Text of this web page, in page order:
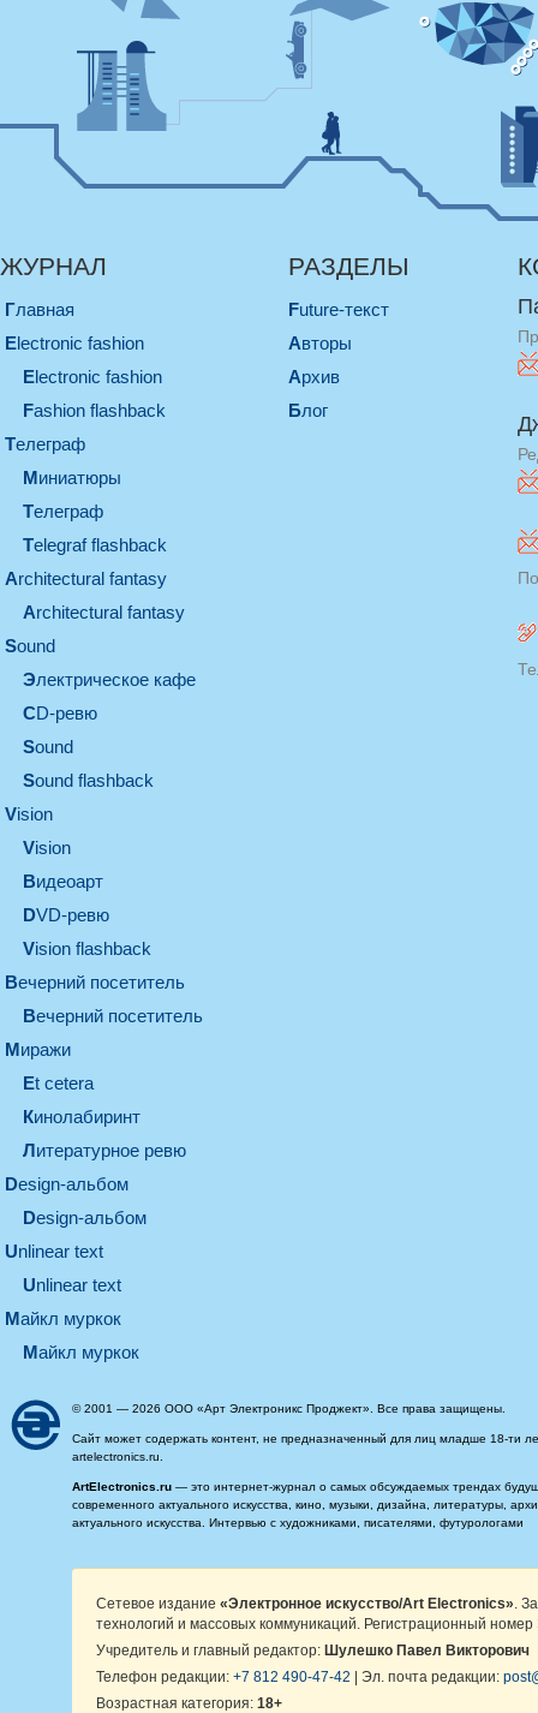
ЖУРНАЛ
Главная
electronic fashion
electronic fashion
Fashion flashback
телеграф
миниатюры
телеграф
Telegraf flashback
architectural fantasy
architectural fantasy
sound
электрическое кафе
CD-ревю
sound
Sound flashback
vision
vision
видеоарт
DVD-ревю
Vision flashback
вечерний посетитель
вечерний посетитель
миражи
et cetera
кинолабиринт
литературное ревю
design-альбом
design-альбом
unlinear text
Unlinear text
майкл муркок
майкл муркок
РАЗДЕЛЫ
Future-текст
Авторы
Архив
Блог
© 2001 — 2026 ООО «Арт Электроникс Проджект». Все права защищены.
Сайт может содержать контент, не предназначенный для лиц младше 18-ти
artelectronics.ru.
ArtElectronics.ru — это интернет-журнал о самых обсуждаемых трендах
современного актуального искусства, кино, музыки, дизайна, литературы,
актуального искусства. Интервью с художниками, писателями, футурологами
Сетевое издание «Электронное искусство/Art Electronics» .
технологий и массовых коммуникаций. Регистрационный
Учредитель и главный редактор: Шулешко Павел Викторович
Телефон редакции: +7 812 490-47-42 | Эл. почта редакции:
Возрастная категория: 18+